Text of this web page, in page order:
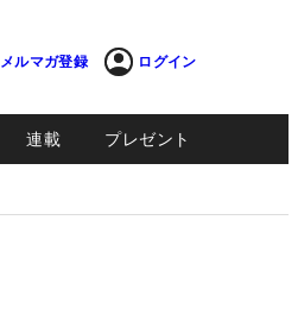
メルマガ登録 ログイン
連載 プレゼント